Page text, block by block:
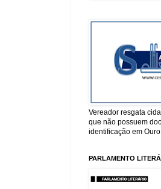
Vereador resgata
que não possuem
identificação em Ouro
PARLAMENTO